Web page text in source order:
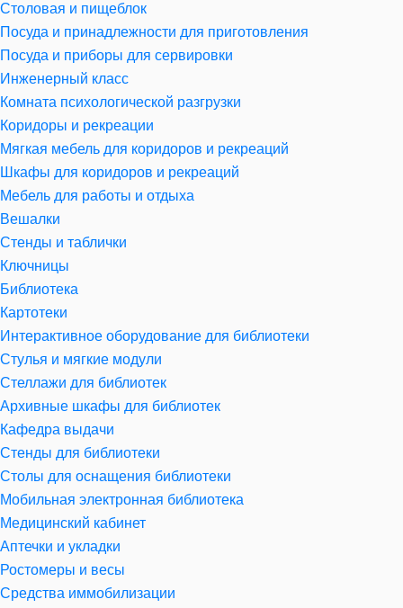
Столовая и пищеблок
Посуда и принадлежности для приготовления
Посуда и приборы для сервировки
Инженерный класс
Комната психологической разгрузки
Коридоры и рекреации
Мягкая мебель для коридоров и рекреаций
Шкафы для коридоров и рекреаций
Мебель для работы и отдыха
Вешалки
Стенды и таблички
Ключницы
Библиотека
Картотеки
Интерактивное оборудование для библиотеки
Стулья и мягкие модули
Стеллажи для библиотек
Архивные шкафы для библиотек
Кафедра выдачи
Стенды для библиотеки
Столы для оснащения библиотеки
Мобильная электронная библиотека
Медицинский кабинет
Аптечки и укладки
Ростомеры и весы
Средства иммобилизации